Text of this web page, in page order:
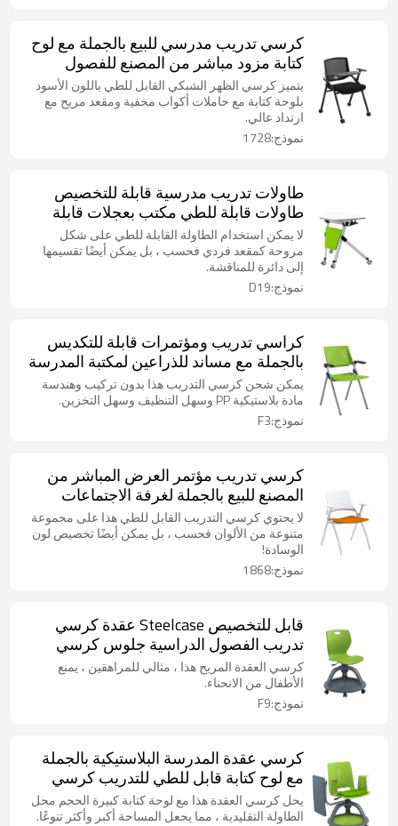
كرسي تدريب مدرسي للبيع بالجملة مع لوح
كتابة مزود مباشر من المصنع للفصول
الدراسية الذكية وغرفة الاجتماعات
يتميز كرسي الظهر الشبكي القابل للطي باللون الأسود
بلوحة كتابة مع حاملات أكواب مخفية ومقعد مريح مع
ارتداد عالي.
نموذج:1728
طاولات تدريب مدرسية قابلة للتخصيص
طاولات قابلة للطي مكتب بعجلات قابلة
للطي على شكل مروحة في الفصول
الدراسية الذكية
لا يمكن استخدام الطاولة القابلة للطي على شكل
مروحة كمقعد فردي فحسب ، بل يمكن أيضًا تقسيمها
إلى دائرة للمناقشة.
نموذج:D19
كراسي تدريب ومؤتمرات قابلة للتكديس
بالجملة مع مساند للذراعين لمكتبة المدرسة
المكتبية
يمكن شحن كرسي التدريب هذا بدون تركيب وهندسة
مادة بلاستيكية PP وسهل التنظيف وسهل التخزين.
نموذج:F3
كرسي تدريب مؤتمر العرض المباشر من
المصنع للبيع بالجملة لغرفة الاجتماعات
والفصول الدراسية الذكية مع قابلة للطي
لا يحتوي كرسي التدريب القابل للطي هذا على مجموعة
متنوعة من الألوان فحسب ، بل يمكن أيضًا تخصيص لون
الوسادة!
نموذج:1868
قابل للتخصيص Steelcase عقدة كرسي
تدريب الفصول الدراسية جلوس كرسي
متحرك لوحي ذراع كرسي مع عجلة
كرسي العقدة المريح هذا ، مثالي للمراهقين ، يمنع
الأطفال من الانحناء.
نموذج:F9
كرسي عقدة المدرسة البلاستيكية بالجملة
مع لوح كتابة قابل للطي للتدريب كرسي
الفصل الدراسي الذكي للطلاب
يحل كرسي العقدة هذا مع لوحة كتابة كبيرة الحجم محل
الطاولة التقليدية ، مما يجعل المساحة أكبر وأكثر تنوعًا.